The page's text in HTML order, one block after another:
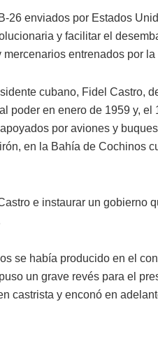
26 enviados por Estados
y facilitar el
entrenados por
cubano, Fidel Castro,
poder en enero de 1959 y,
por aviones y
en la Bahía de Cochinos
e instaurar un gobierno
se había producido en el
un grave revés para el
castrista y enconó en